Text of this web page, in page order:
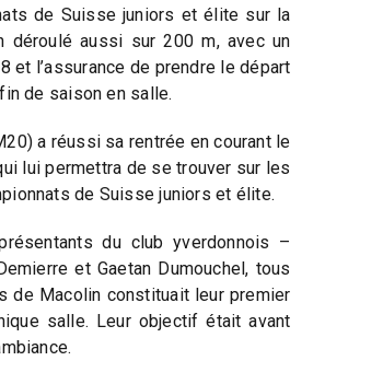
de Suisse juniors et élite sur la
déroulé aussi sur 200 m, avec un
et l’assurance de prendre le départ
de saison en salle.
a réussi sa rentrée en courant le
lui permettra de se trouver sur les
de Suisse juniors et élite.
du club yverdonnois –
et Gaetan Dumouchel, tous
de Macolin constituait leur premier
salle. Leur objectif était avant